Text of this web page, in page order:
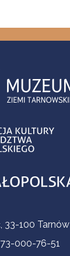
33-100 Tarnów
000-76-51